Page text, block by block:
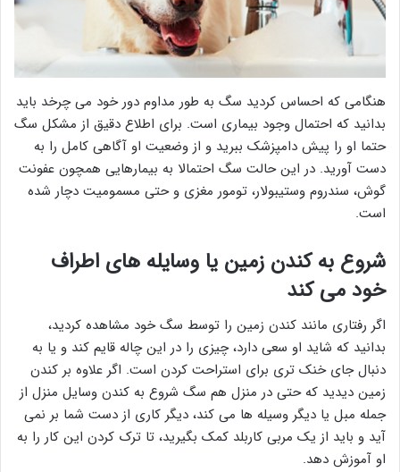
هنگامی که احساس کردید سگ به طور مداوم دور خود می چرخد باید
بدانید که احتمال وجود بیماری است. برای اطلاع دقیق از مشکل سگ
حتما او را پیش دامپزشک ببرید و از وضعیت او آگاهی کامل را به
دست آورید. در این حالت سگ احتمالا به بیمارهایی همچون عفونت
گوش، سندروم وستیبولار، تومور مغزی و حتی مسمومیت دچار شده
است.
شروع به کندن زمین یا وسایله های اطراف
خود می کند
اگر رفتاری مانند کندن زمین را توسط سگ خود مشاهده کردید،
بدانید که شاید او سعی دارد، چیزی را در این چاله قایم کند و یا به
دنبال جای خنک تری برای استراحت کردن است. اگر علاوه بر کندن
زمین دیدید که حتی در منزل هم سگ شروع به کندن وسایل منزل از
جمله مبل یا دیگر وسیله ها می کند، دیگر کاری از دست شما بر نمی
آید و باید از یک مربی کاربلد کمک بگیرید، تا ترک کردن این کار را به
او آموزش دهد.